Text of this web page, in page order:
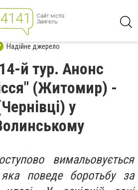
Надійне джерело
й тур. Анонс
(Житомир) -
у
вимальовується
поведе боротьбу за